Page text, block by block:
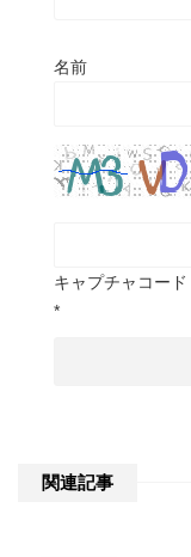
名前
キャプチャコード
*
関連記事